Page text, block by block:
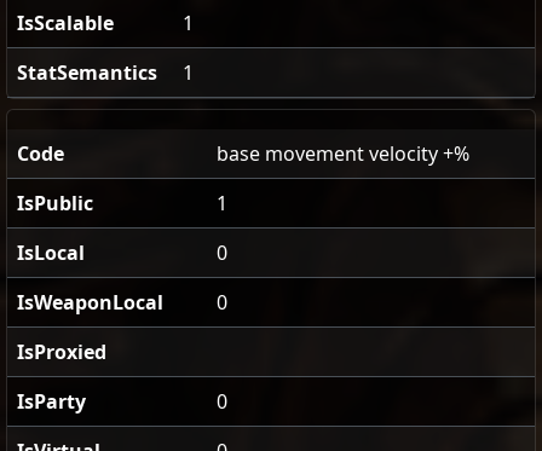
IsScalable
1
StatSemantics
1
Code
base movement velocity +%
IsPublic
1
IsLocal
0
IsWeaponLocal
0
IsProxied
IsParty
0